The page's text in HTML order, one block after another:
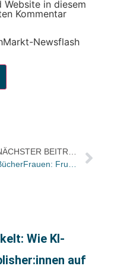
Website in diesem
Kommentar
Newsflash
NÄCHSTER BEITRAG
BücherFrauen: Frustrierende Studie und mögliche Auswege
Wie KI-
auf